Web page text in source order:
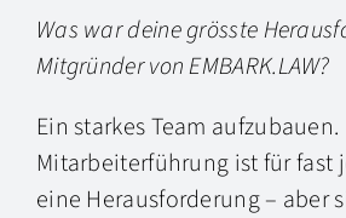
Was war deine grösste
Mitgründer von EMBARK.LAW?
Ein starkes Team aufzubauen.
Mitarbeiterführung ist für fast
eine Herausforderung – aber